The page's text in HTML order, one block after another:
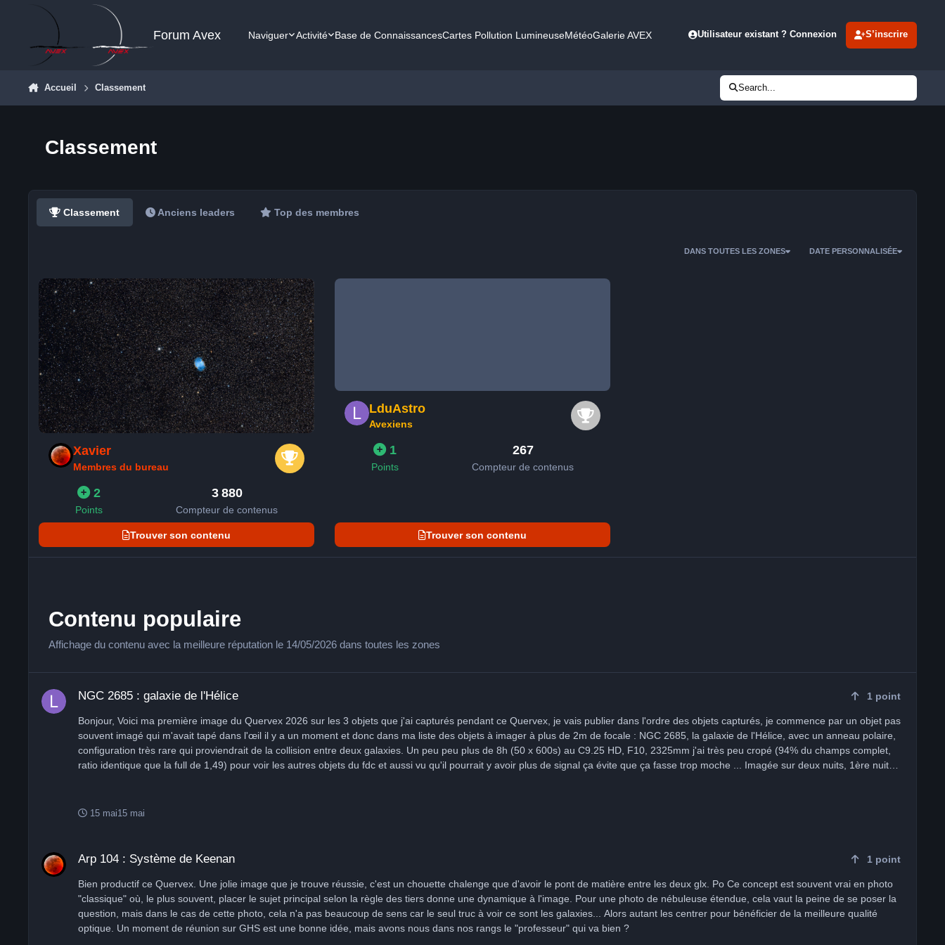
Aller au contenu
Forum Avex Naviguer Activité Base de ConnaissancesCartes Pollution LumineuseMétéoGalerie AVEX Utilisateur existant ? Connexion S’inscrire
Accueil Classement Search...
Classement
Classement Anciens leaders Top des membres
DANS TOUTES LES ZONES DATE PERSONNALISÉE
Xavier
Membres du bureau
2
Points
3 880
Compteur de contenus
Trouver son contenu
LduAstro
Avexiens
1
Points
267
Compteur de contenus
Trouver son contenu
Contenu populaire
Affichage du contenu avec la meilleure réputation le 14/05/2026 dans toutes les zones
NGC 2685 : galaxie de l'Hélice 1 point
Bonjour, Voici ma première image du Quervex 2026 sur les 3 objets que j'ai capturés pendant ce Quervex, je vais publier dans l'ordre des objets capturés, je commence par un objet pas
souvent imagé qui m'avait tapé dans l'œil il y a un moment et donc dans ma liste des objets à imager à plus de 2m de focale : NGC 2685, la galaxie de l'Hélice, avec un anneau polaire,
configuration très rare qui proviendrait de la collision entre deux galaxies. Un peu peu plus de 8h (50 x 600s) au C9.25 HD, F10, 2325mm j'ai très peu cropé (94% du champs complet,
ratio identique que la full de 1,49) pour voir les autres objets du fdc et aussi vu qu'il pourrait y avoir plus de signal ça évite que ça fasse trop moche ... Imagée sur deux nuits, 1ère nuit
vent (Oui Laurent A, j'ai réglé le jeu du Dec depuis qu'on s'est vu, plus loin c'est le binding, sans des murs de protection il faut vivre avec), je n'ai pas trop écarté de poses. Je suis
avec des contours trop dur, je n'y étais aller assez molo sur le sharpening objet dans Seti Astro, j'ai repris entièrement le traitement depuis la BDR. Aussi, pour la V2 j'ai fait de l'étirement
GHS pour mieux gérer le faible contour de l'objet, vive les tutos mais loin d'être un pro ^^ Possible que j'essaye d'imager à nouveau au plus tôt tant que l'objet est visible et assez haut
pour rajouter des poses. Présentation de NGC 2685 (ChatGPT) : 🌌 1. Nature de l’objetNGC 2685 est une galaxie en anneau polaire, parfois surnommée Helix Galaxy (à ne pas
confondre avec la nébuleuse du même nom). Cela signifie qu’elle possède : un disque principal (comme une galaxie lenticulaire classique), et un anneau de gaz, de poussières et
d’étoiles qui tourne dans un plan presque perpendiculaire au disque principal. 👉 Ce type de structure est rare et intrigue les astronomes. 🔭 2. Ce que montre typiquement une
imageSur une photo (notamment en longue pose ou en couleur), on peut observer : une forme torsadée ou en spirale étrange, qui donne l’impression d’une galaxie déformée, des
15 mai15 mai
Arp 104 : Système de Keenan 1 point
Bien productif ce Quervex. Une jolie image que je trouve réussie, c'est un chouette chalenge que d'avoir le pont de matière entre les deux glx. Po Ce concept est souvent vrai en photo
"classique" où, le plus souvent, placer le sujet principal selon la règle des tiers donne une dynamique à l'image. Pour une photo de nébuleuse étendue, cela vaut la peine de se poser la
question, mais dans le cas de cette photo, cela n'a pas beaucoup de sens car le seul truc à voir ce sont les galaxies... Alors autant les centrer pour bénéficier de la meilleure qualité
optique. Un moment de réunion sur GHS est une bonne idée, mais avons nous dans nos rangs le "professeur" qui va bien ?